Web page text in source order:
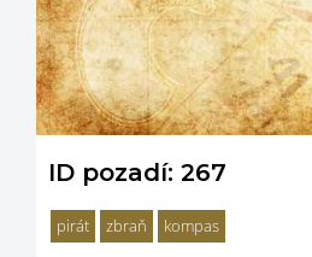
ID pozadí: 267
pirát zbraň kompas